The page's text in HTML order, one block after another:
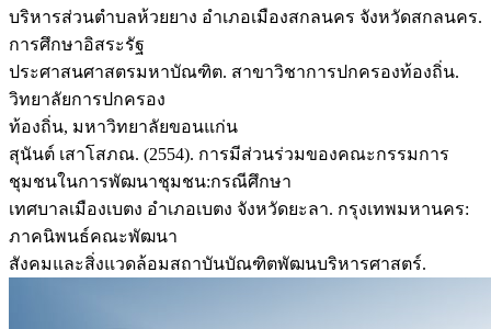
บริหารส่วนตำบลห้วยยาง อำเภอเมืองสกลนคร จังหวัดสกลนคร.
การศึกษาอิสระรัฐ
ประศาสนศาสตรมหาบัณฑิต. สาขาวิชาการปกครองท้องถิ่น.
วิทยาลัยการปกครอง
ท้องถิ่น, มหาวิทยาลัยขอนแก่น
สุนันต์ เสาโสภณ. (2554). การมีส่วนร่วมของคณะกรรมการ
ชุมชนในการพัฒนาชุมชน:กรณีศึกษา
เทศบาลเมืองเบตง อำเภอเบตง จังหวัดยะลา. กรุงเทพมหานคร:
ภาคนิพนธ์คณะพัฒนา
สังคมและสิ่งแวดล้อมสถาบันบัณฑิตพัฒนบริหารศาสตร์.